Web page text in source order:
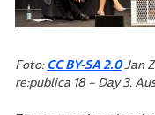
Foto:CC BY-SA 2.0Jan
re:publica 18 – Day 3.